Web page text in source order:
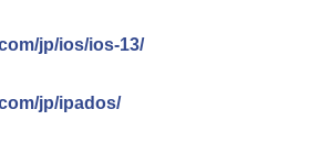
jp/ios/ios-13/
jp/ipados/